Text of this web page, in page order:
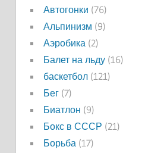
Автогонки (76)
Альпинизм (9)
Аэробика(2)
Балет на льду(16)
баскетбол(121)
Бег(7)
Биатлон (9)
Бокс в СССР (21)
Борьба(17)